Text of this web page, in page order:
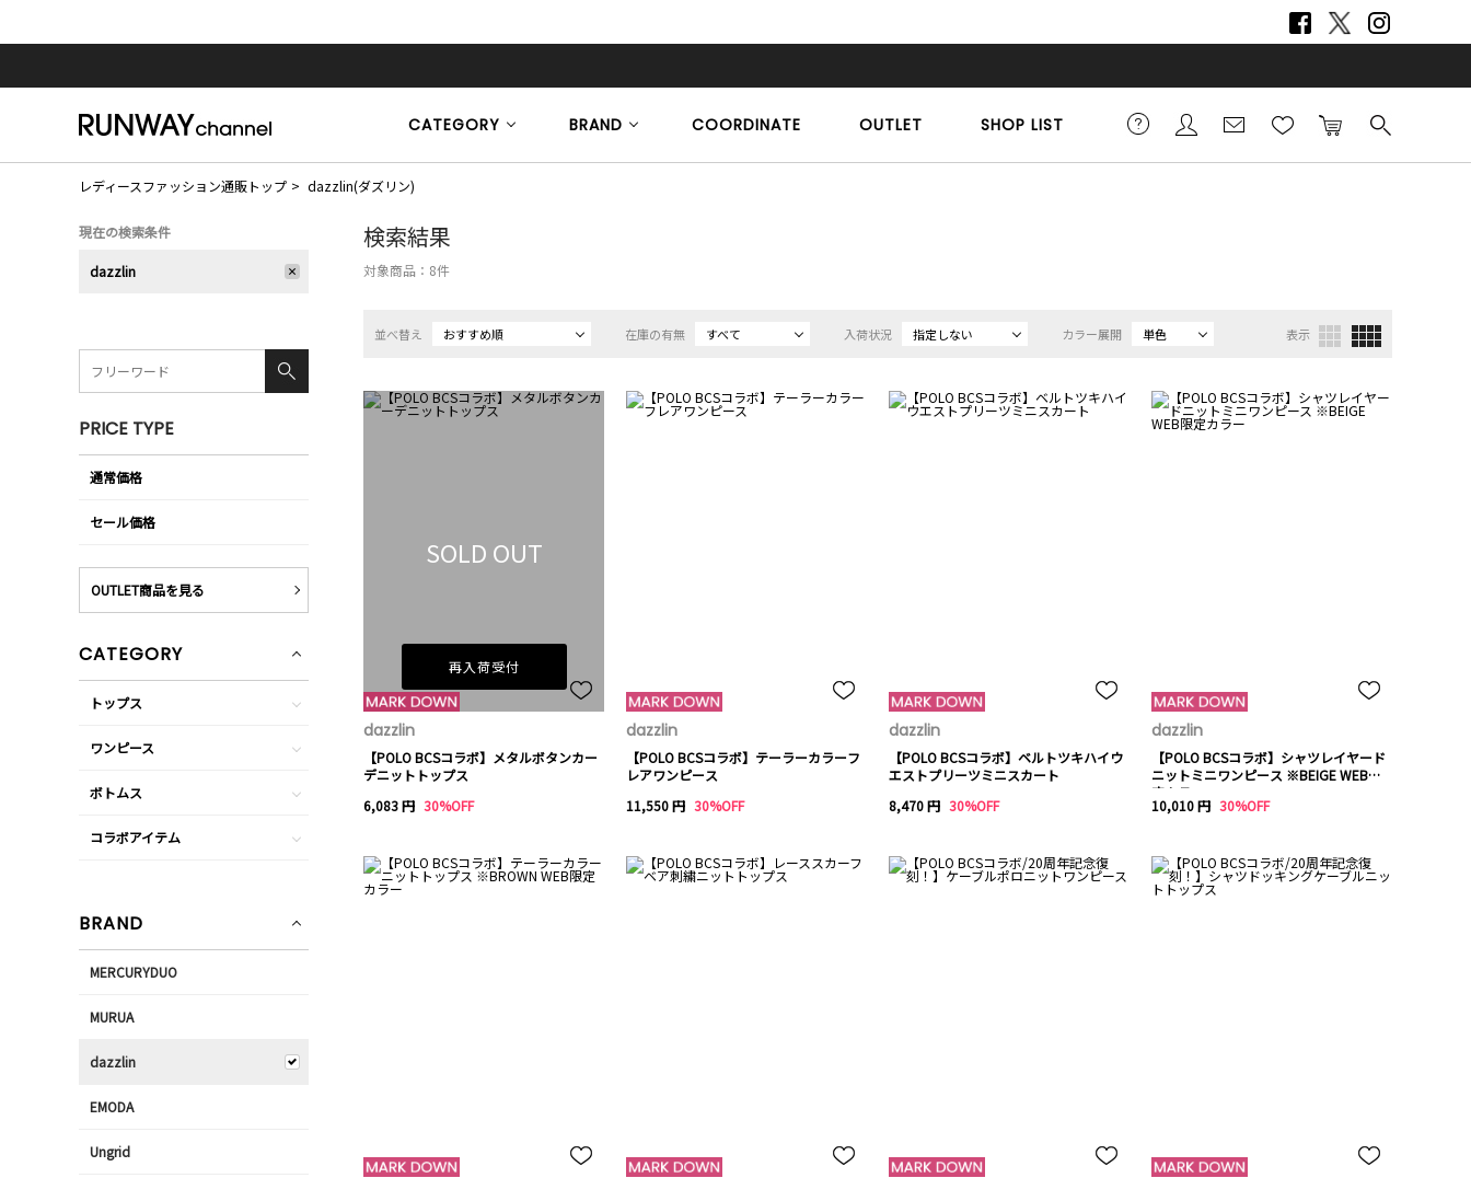
CATEGORY BRAND COORDINATE OUTLET SHOP LIST
レディースファッション通販トップ dazzlin(ダズリン)
検索結果
対象商品： 8件
並べ替え おすすめ順 在庫の有無 すべて 入荷状況 指定しない カラー展開 単色 表示
SOLD OUT
再入荷受付
dazzlin
【POLO BCSコラボ】メタルボタンカー
デニットトップス
6,083 円 30%OFF
dazzlin
【POLO BCSコラボ】テーラーカラーフ
レアワンピース
11,550 円 30%OFF
dazzlin
【POLO BCSコラボ】ベルトツキハイウ
エストプリーツミニスカート
8,470 円 30%OFF
dazzlin
【POLO BCSコラボ】シャツレイヤード
ニットミニワンピース ※BEIGE WEB限
定カラー
10,010 円 30%OFF
現在の検索条件
dazzlin
PRICE TYPE
通常価格
セール価格
OUTLET商品を見る
CATEGORY
トップス
ワンピース
ボトムス
コラボアイテム
BRAND
MERCURYDUO
MURUA
dazzlin
EMODA
Ungrid